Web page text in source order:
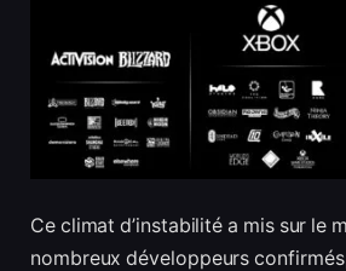
Ce climat d’instabilité a mis sur le
nombreux développeurs